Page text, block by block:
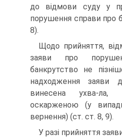
до відмови суду у
порушення справи про
8).
Щодо прийняття,
заяви про
банкрутство не
надходження
винесена ухва-
оскарженою (у
вернення) (ст. ст. 8, 9).
У разі прийняття